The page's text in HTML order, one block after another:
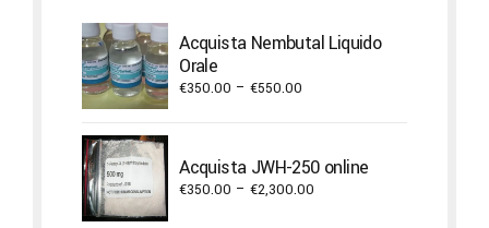
Acquista Nembutal Liquido
Orale
€350.00 – €550.00
through
€550.00
Acquista JWH-250 online
€350.00 – €2,300.00